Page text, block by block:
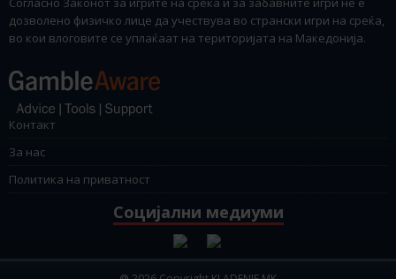
дозволено физичко лице да учествува во странски игри на среќа,
во кои влоговите се уплаќаат на територијата на Македонија.
Контакт
За нас
Политика на приватност
Социјални медиуми